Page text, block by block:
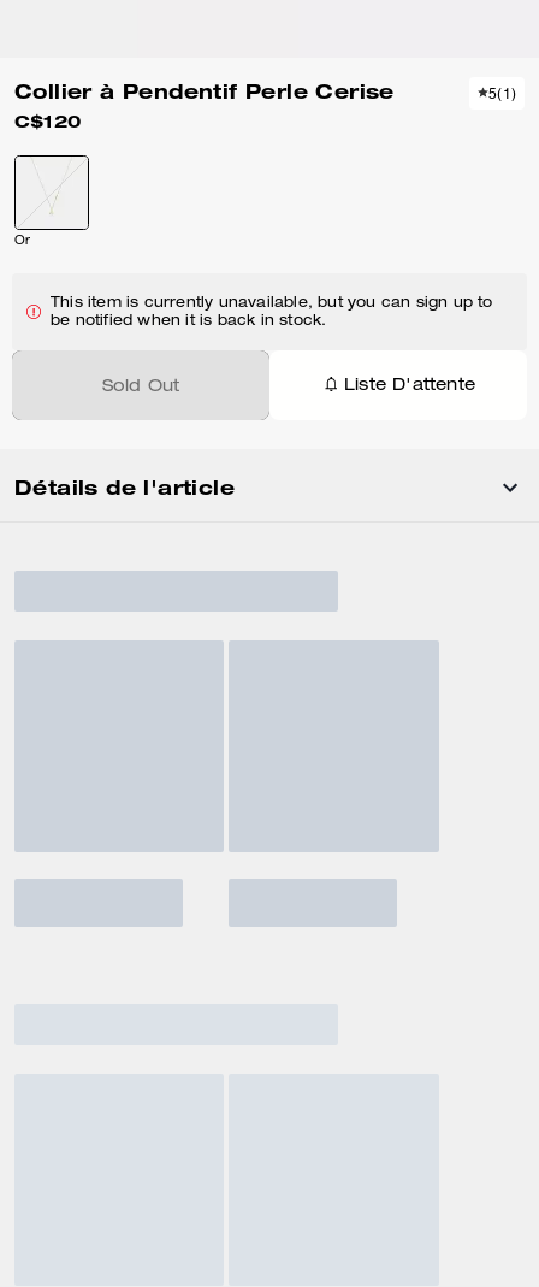
Collier à Pendentif Perle Cerise
C$120
5(1)
Or
This item is currently unavailable, but you can sign up to
be notified when it is back in stock.
Sold Out Liste D'attente
Détails de l'article